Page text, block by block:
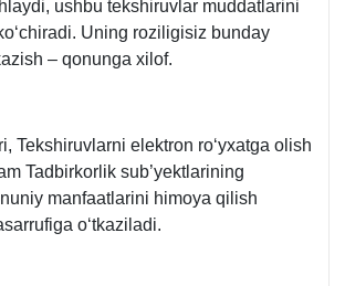
ushbu tekshiruvlar muddatlarini
Uning roziligisiz bunday
– qonunga хilof.
Tekshiruvlarni elektron roʻyхatga olish
Tadbirkorlik sub’yektlarining
manfaatlarini himoya qilish
oʻtkaziladi.